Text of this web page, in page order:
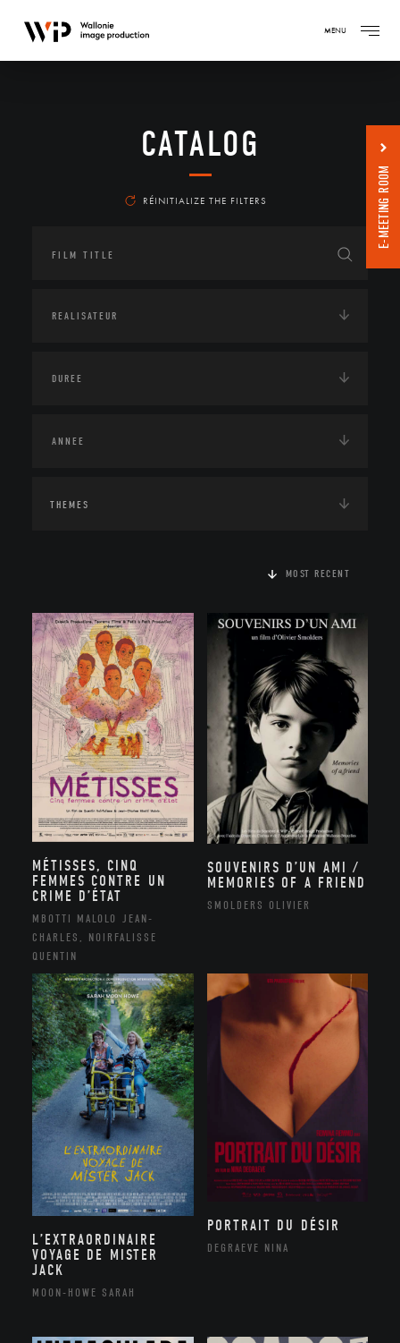
MENU
CATALOG
RÉINITIALIZE THE FILTERS
THEMES
MOST RECENT
MÉTISSES, CINQ
FEMMES CONTRE UN
CRIME D’ÉTAT
MBOTTI MALOLO JEAN-
CHARLES, NOIRFALISSE
QUENTIN
SOUVENIRS D’UN AMI /
MEMORIES OF A FRIEND
SMOLDERS OLIVIER
L’EXTRAORDINAIRE
VOYAGE DE MISTER
JACK
MOON-HOWE SARAH
PORTRAIT DU DÉSIR
DEGRAEVE NINA
E-MEETING ROOM